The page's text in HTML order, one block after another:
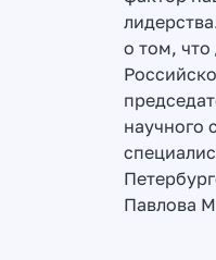
о том,
научного
Павлова